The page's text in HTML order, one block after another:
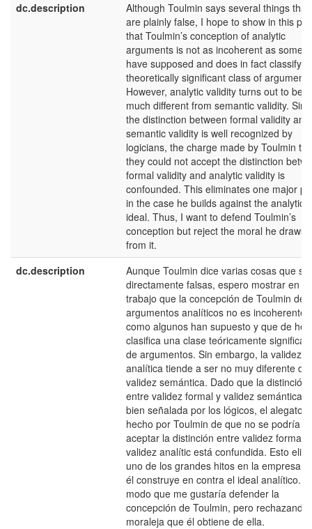
dc.description
Although Toulmin says several things that
are plainly false, I hope to show in this
that Toulmin’s conception of analytic
arguments is not as incoherent as some
have supposed and does in fact classify a
theoretically significant class of
However, analytic validity turns out to be
much different from semantic validity.
the distinction between formal validity and
semantic validity is well recognized by
logicians, the charge made by Toulmin
they could not accept the distinction
formal validity and analytic validity is
confounded. This eliminates one major
in the case he builds against the analytic
ideal. Thus, I want to defend Toulmin’s
conception but reject the moral he draws
from it.
dc.description
Aunque Toulmin dice varias cosas que
directamente falsas, espero mostrar en
trabajo que la concepción de Toulmin de
argumentos analíticos no es incoherente
como algunos han supuesto y que de
clasifica una clase teóricamente
de argumentos. Sin embargo, la validez
analítica tiende a ser no muy diferente de
validez semántica. Dado que la distinción
entre validez formal y validez semántica
bien señalada por los lógicos, el alegato
hecho por Toulmin de que no se podría
aceptar la distinción entre validez formal y
validez analític está confundida. Esto
uno de los grandes hitos en la empresa
él construye en contra el ideal analítico.
modo que me gustaría defender la
concepción de Toulmin, pero rechazando
moraleja que él obtiene de ella.